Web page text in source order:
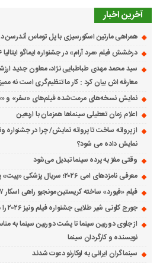
آخرین اخبار
همراهی مارتین اسکورسیزی با پل توماس ٱندرسن
درخشش فیلم «مرد آرام» در جشنواره ایماگو ایتالیا ۲۰۲۶
سید محمد مهدی طباطبایی نژاد، معاون جدید
معارفه اش بیان کرد : کار ما تنظیم‌گری است نه
نمایش نسخه‌های مرمت‌شده فیلم‌های «سفر» و
اعلام زمان تعطیلی سینماها همزمان با اربعین
از پروانه ساخت تا پروانه نمایش/ چرا در جشنواره
نمایش داده می شود؟
وقتی مغز به پرده سینما تبدیل می‌شود
معرفی نامزدهای امی ۲۰۲۶؛ سریال پزشکی «پیت» پیشتاز شد
فیلم «فیورد» ساخته کریستین مونجیو راهی اسکار ۲۰۲۷شد
جورج کلونی شیر طلایی جشنواره فیلم ونیز ۲۰۲۶ را می‌گیرد
از جلوی دوربین سینما تا پشت دوربین سینما به
نویسنده و کارگردان سینما
سینماگران ایرانی به لوکارنو دعوت شدند